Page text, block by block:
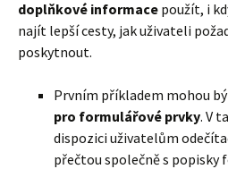
doplňkové informace použít, i
najít lepší cesty, jak uživateli
poskytnout.
Prvním příkladem mohou
pro formulářové prvky. V
dispozici uživatelům
přečtou společně s popisky